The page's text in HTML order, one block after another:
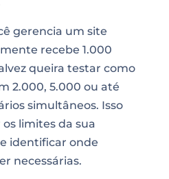
gerencia um site
recebe 1.000
queira testar como
2.000, 5.000 ou até
simultâneos. Isso
limites da sua
identificar onde
necessárias.